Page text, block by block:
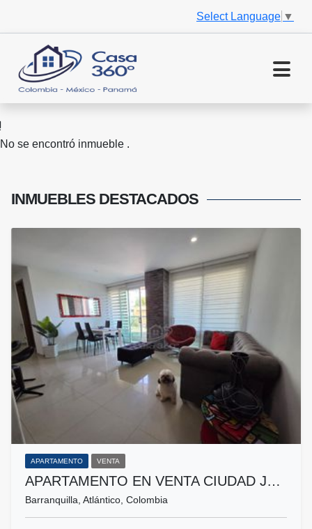
Select Language ▼
No se encontró inmueble .
INMUEBLES DESTACADOS
APARTAMENTO VENTA
APARTAMENTO EN VENTA CIUDAD J…
Barranquilla, Atlántico, Colombia